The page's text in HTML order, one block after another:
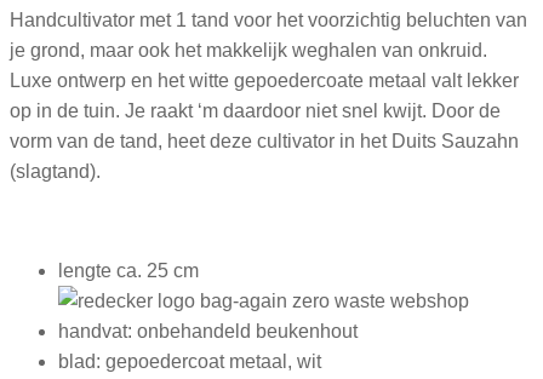
Handcultivator met 1 tand voor het voorzichtig beluchten van
je grond, maar ook het makkelijk weghalen van onkruid.
Luxe ontwerp en het witte gepoedercoate metaal valt lekker
op in de tuin. Je raakt ‘m daardoor niet snel kwijt. Door de
vorm van de tand, heet deze cultivator in het Duits Sauzahn
(slagtand).
lengte ca. 25 cm
handvat: onbehandeld beukenhout
blad: gepoedercoat metaal, wit